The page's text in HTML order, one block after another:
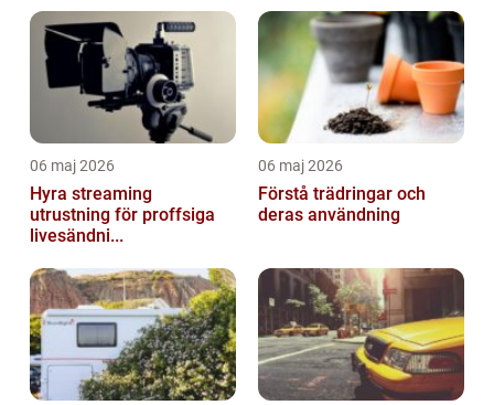
06 maj 2026
Hyra streaming
utrustning för proffsiga
livesändni...
06 maj 2026
Förstå trädringar och
deras användning